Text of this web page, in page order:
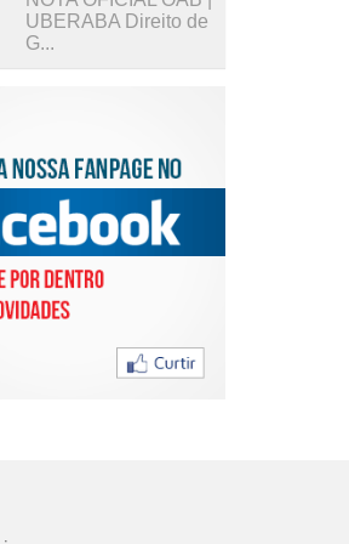
UBERABA Direito de
G...